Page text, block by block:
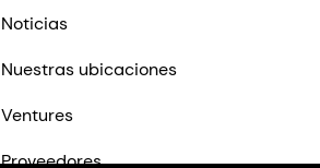
Noticias
Nuestras ubicaciones
Ventures
Proveedores